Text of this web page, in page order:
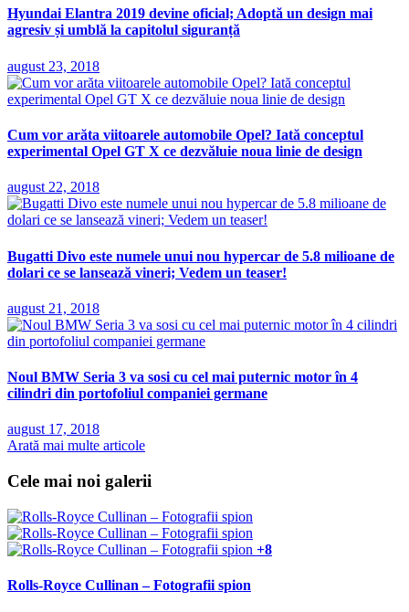
Hyundai Elantra 2019 devine oficial; Adoptă un design mai
agresiv și umblă la capitolul siguranță
august 23, 2018
Cum vor arăta viitoarele automobile Opel? Iată conceptul
experimental Opel GT X ce dezvăluie noua linie de design
august 22, 2018
Bugatti Divo este numele unui nou hypercar de 5.8 milioane de
dolari ce se lansează vineri; Vedem un teaser!
august 21, 2018
Noul BMW Seria 3 va sosi cu cel mai puternic motor în 4
cilindri din portofoliul companiei germane
august 17, 2018
Arată mai multe articole
Cele mai noi galerii
+8
Rolls-Royce Cullinan – Fotografii spion